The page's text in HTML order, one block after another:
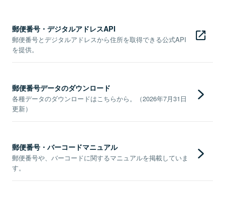
郵便番号・デジタルアドレスAPI
郵便番号とデジタルアドレスから住所を取得できる公式API
を提供。
郵便番号データのダウンロード
各種データのダウンロードはこちらから。（2026年7月31日
更新）
郵便番号・バーコードマニュアル
郵便番号や、バーコードに関するマニュアルを掲載していま
す。